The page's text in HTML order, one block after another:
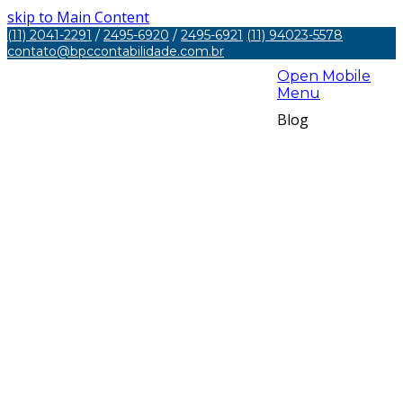
skip to Main Content
(11) 2041-2291 / 2495-6920 / 2495-6921 (11) 94023-5578
contato@bpccontabilidade.com.br
Open Mobile
Menu
Blog